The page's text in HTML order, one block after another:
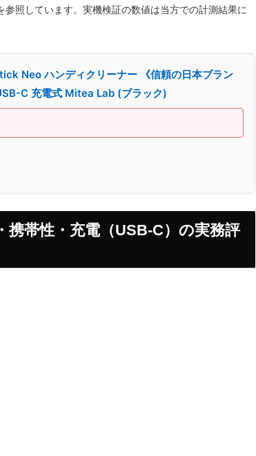
照しています。実機検証の数値は当方での計測結果に
Neo ハンディクリーナー 《信頼の日本ブラン
C 充電式 Mitea Lab (ブラック)
帯性・充電（USB-C）の実務評